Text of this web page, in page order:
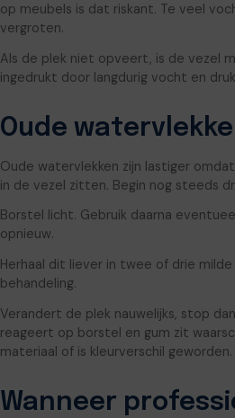
op meubels is dat riskant. Te veel
vergroten.
Als de plek niet opveert, is de vezel
ingedrukt door langdurig vocht en
Oude
Oude watervlekken zijn lastiger
in de vezel zitten. Begin nog steeds
Borstel licht. Gebruik daarna
opnieuw.
Herhaal dit liever in twee of drie
behandeling.
Verandert de plek nauwelijks, stop
reageert op borstel en gum zit
materiaal of is kleurverschil geworden.
Wanneer